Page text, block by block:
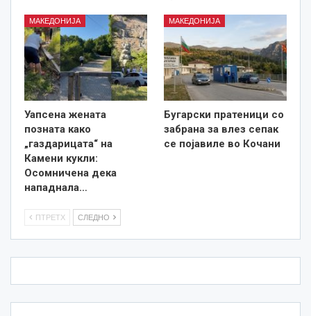
МАКЕДОНИЈА
Уапсена жената
позната како
„газдарицата“ на
Камени кукли:
Осомничена дека
нападнала…
МАКЕДОНИЈА
Бугарски пратеници со
забрана за влез сепак
се појавиле во Кочани
ПТРЕТХ СЛЕДНО